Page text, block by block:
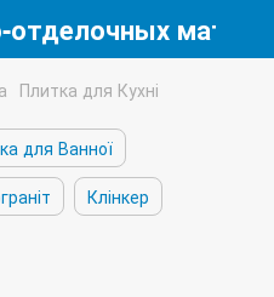
отделочных
Плитка для Кухні
для Ванної
Клінкер